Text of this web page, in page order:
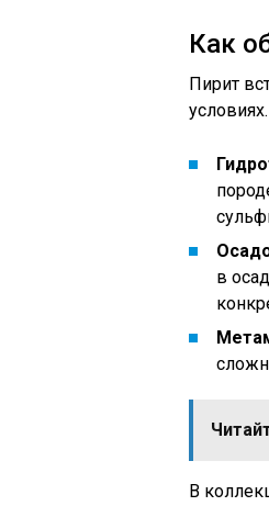
Как
Пирит
в
В